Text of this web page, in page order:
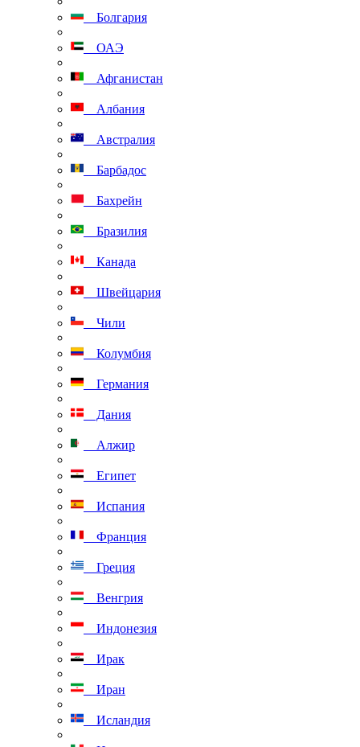
Болгария
ОАЭ
Афганистан
Албания
Австралия
Барбадос
Бахрейн
Бразилия
Канада
Швейцария
Чили
Колумбия
Германия
Дания
Алжир
Египет
Испания
Франция
Греция
Венгрия
Индонезия
Ирак
Иран
Исландия